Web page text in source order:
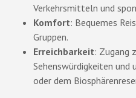
Verkehrsmitteln und
Komfort: Bequemes
Gruppen.
Erreichbarkeit: Zugang
Sehenswürdigkeiten und
oder dem